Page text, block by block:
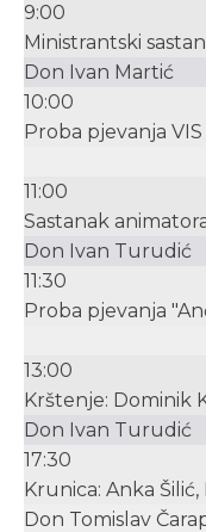
9:00
Ministrantski
Don Ivan Martić
10:00
Proba pjevanja
11:00
Sastanak
Don Ivan Turudić
11:30
Proba pjevanja
13:00
Krštenje: Dominik
Don Ivan Turudić
17:30
Krunica: Anka
Don Tomislav